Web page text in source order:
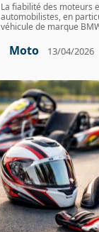
La fiabilité des moteurs
automobilistes, en
véhicule de marque
Moto 13/04/2026